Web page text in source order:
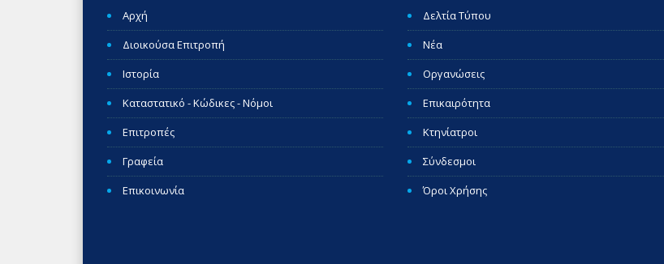
Αρχή
Διοικούσα Επιτροπή
Ιστορία
Καταστατικό - Κώδικες - Νόμοι
Επιτροπές
Γραφεία
Επικοινωνία
Δελτία Τύπου
Νέα
Οργανώσεις
Επικαιρότητα
Κτηνίατροι
Σύνδεσμοι
Όροι Χρήσης